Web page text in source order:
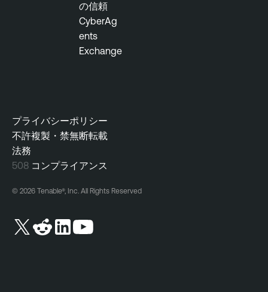
の信頼
CyberAg
ents
Exchange
プライバシーポリシー
不許複製・禁無断転載
法務
508 コンプライアンス
© 2026 Tenable®, Inc. All Rights Reserved